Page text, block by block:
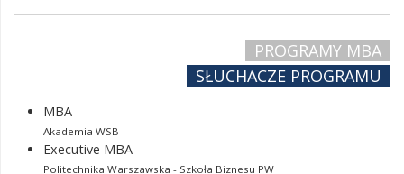
PROGRAMY MBA
SŁUCHACZE PROGRAMU
MBA
Akademia WSB
Executive MBA
Politechnika Warszawska - Szkoła Biznesu PW